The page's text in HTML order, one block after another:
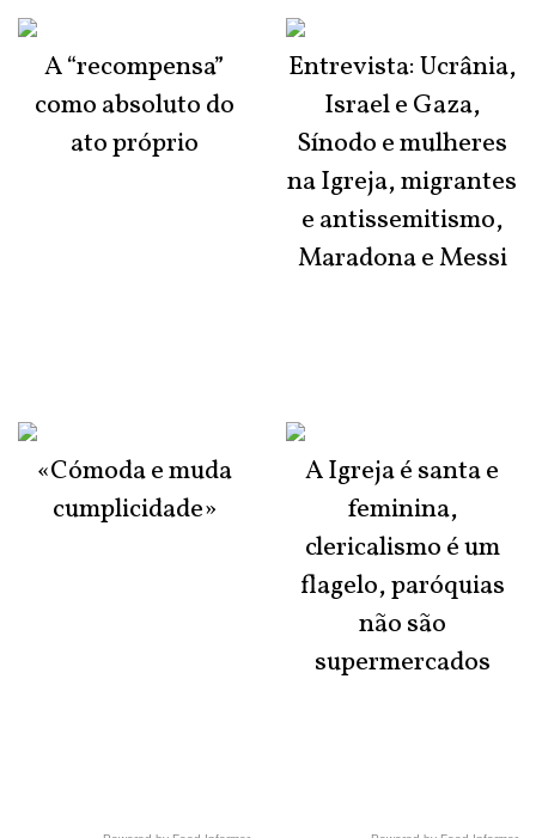
A “recompensa”
como absoluto do
ato próprio
«Cómoda e muda
cumplicidade»
Entrevista: Ucrânia,
Israel e Gaza,
Sínodo e mulheres
na Igreja, migrantes
e antissemitismo,
Maradona e Messi
A Igreja é santa e
feminina,
clericalismo é um
flagelo, paróquias
não são
supermercados